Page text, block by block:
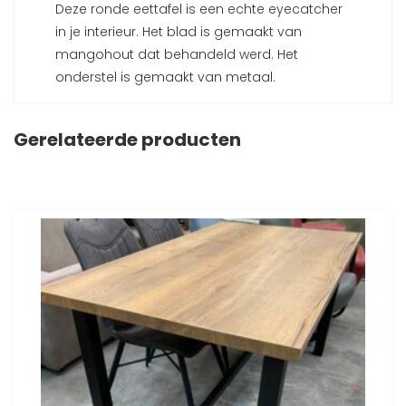
Deze ronde eettafel is een echte eyecatcher
in je interieur. Het blad is gemaakt van
mangohout dat behandeld werd. Het
onderstel is gemaakt van metaal.
Gerelateerde producten